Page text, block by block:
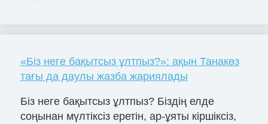
«Біз неге бақытсыз ұлтпыз?»: ақын Танакөз
тағы да даулы жазба жариялады
Біз неге бақытсыз ұлтпыз? Біздің елде
соңынан мүлтіксіз еретін, ар-ұяты кіршіксіз,